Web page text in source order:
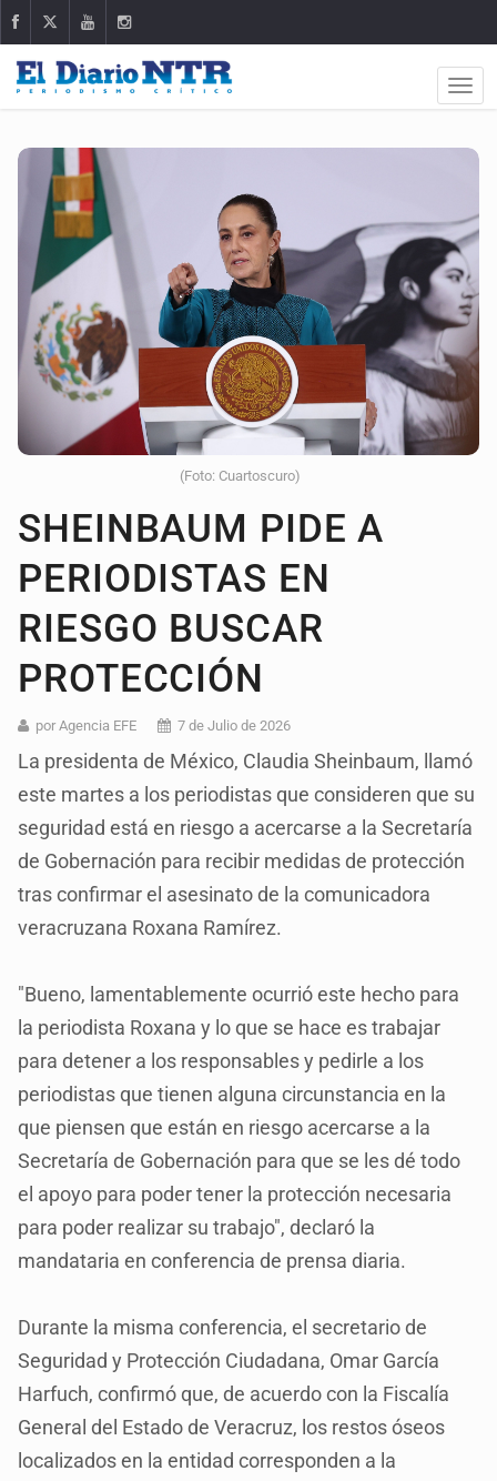
(Foto: Cuartoscuro)
SHEINBAUM PIDE A
PERIODISTAS EN
RIESGO BUSCAR
PROTECCIÓN
por Agencia EFE 7 de Julio de 2026
La presidenta de México, Claudia Sheinbaum, llamó
este martes a los periodistas que consideren que su
seguridad está en riesgo a acercarse a la Secretaría
de Gobernación para recibir medidas de protección
tras confirmar el asesinato de la comunicadora
veracruzana Roxana Ramírez.
"Bueno, lamentablemente ocurrió este hecho para
la periodista Roxana y lo que se hace es trabajar
para detener a los responsables y pedirle a los
periodistas que tienen alguna circunstancia en la
que piensen que están en riesgo acercarse a la
Secretaría de Gobernación para que se les dé todo
el apoyo para poder tener la protección necesaria
para poder realizar su trabajo", declaró la
mandataria en conferencia de prensa diaria.
Durante la misma conferencia, el secretario de
Seguridad y Protección Ciudadana, Omar García
Harfuch, confirmó que, de acuerdo con la Fiscalía
General del Estado de Veracruz, los restos óseos
localizados en la entidad corresponden a la